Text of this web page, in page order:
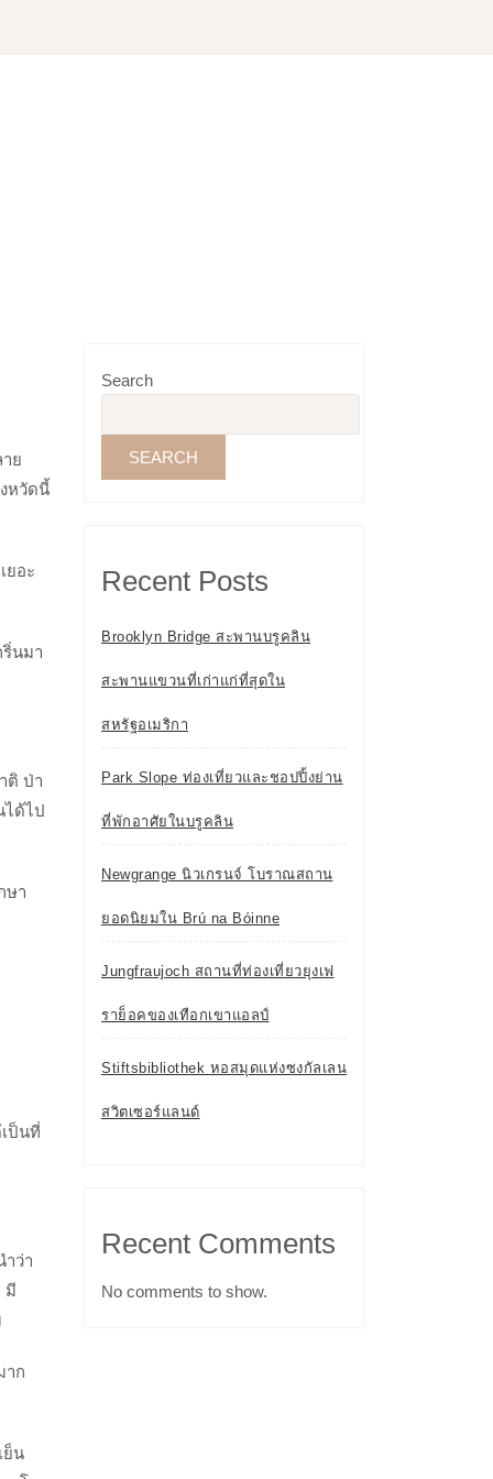
ย
หวัดนี้
ยอะ
นมา
ติ ป่า
ได้ไป
ษา
ป็นที่
ว่า
มี
าก
ย็น
Search
SEARCH
Recent Posts
Brooklyn Bridge สะพานบรูคลิน
สะพานแขวนที่เก่าแก่ที่สุดใน
สหรัฐอเมริกา
Park Slope ท่องเที่ยวและชอปปิ้งย่าน
ที่พักอาศัยในบรูคลิน
Newgrange นิวเกรนจ์ โบราณสถาน
ยอดนิยมใน Brú na Bóinne
Jungfraujoch สถานที่ท่องเที่ยวยุงเฟ
ราย็อคของเทือกเขาแอลป์
Stiftsbibliothek หอสมุดแห่งซงกัลเลน
สวิตเซอร์แลนด์
Recent Comments
No comments to show.